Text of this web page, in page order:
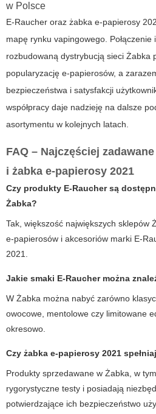
w Polsce
E-Raucher oraz żabka e-papierosy
mapę rynku vapingowego.
rozbudowaną dystrybucją sieci Żabka
popularyzację e-papierosów, a
bezpieczeństwa i satysfakcji
współpracy daje nadzieję na dalsze
asortymentu w kolejnych latach.
FAQ – Najczęściej
i żabka e-papierosy 2021
Czy produkty E-Raucher są
Żabka?
Tak, większość największych sklepów
e-papierosów i akcesoriów marki E-
2021.
Jakie smaki E-Raucher można
W Żabka można nabyć zarówno
owocowe, mentolowe czy limitowane
okresowo.
Czy żabka e-papierosy 2021
Produkty sprzedawane w Żabka, w
rygorystyczne testy i posiadają
potwierdzające ich bezpieczeństwo